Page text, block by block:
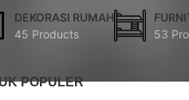
DEKORASI RUMAH
45 Products
53
POPULER